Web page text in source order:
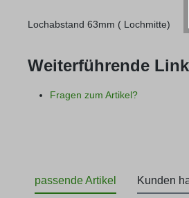
Lochabstand 63mm ( Lochmitte)
Weiterführende
Fragen zum Artikel?
passende Artikel Kunden